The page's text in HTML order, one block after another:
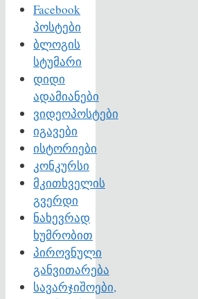
Facebook
პოსტები
ბლოგის
სტუმარი
დიდი
ადამიანები
ვიდეოპოსტები
იგავები
ისტორიები
კონკურსი
მკითხველის
გვერდი
ნახევრად
ხუმრობით
პიროვნული
განვითარება
სავარჯიშოები,